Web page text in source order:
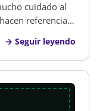
cuidado al
referencia
a que no
Seguir leyendo